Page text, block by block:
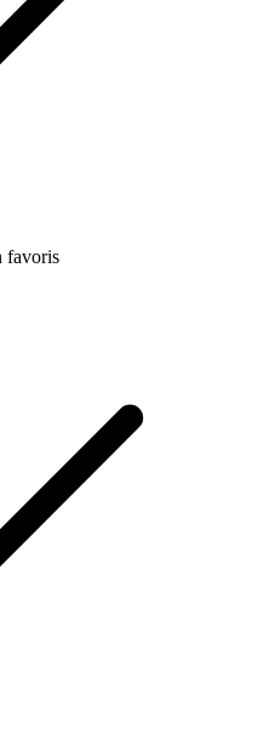
favoris